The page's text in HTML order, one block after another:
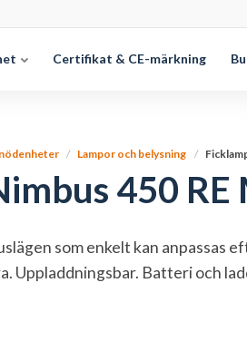
Certifikat & CE-märkning
Lampor och belysning
450 RE
som enkelt kan anpassas
Uppladdningsbar. Batteri och